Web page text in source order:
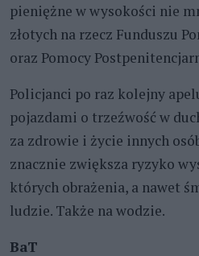
pieniężne w wysokości nie
złotych na rzecz Funduszu
oraz Pomocy
Policjanci po raz kolejny
pojazdami o trzeźwość w
za zdrowie i życie innych
znacznie zwiększa ryzyko
których obrażenia, a nawet
ludzie. Także na wodzie.
BaT